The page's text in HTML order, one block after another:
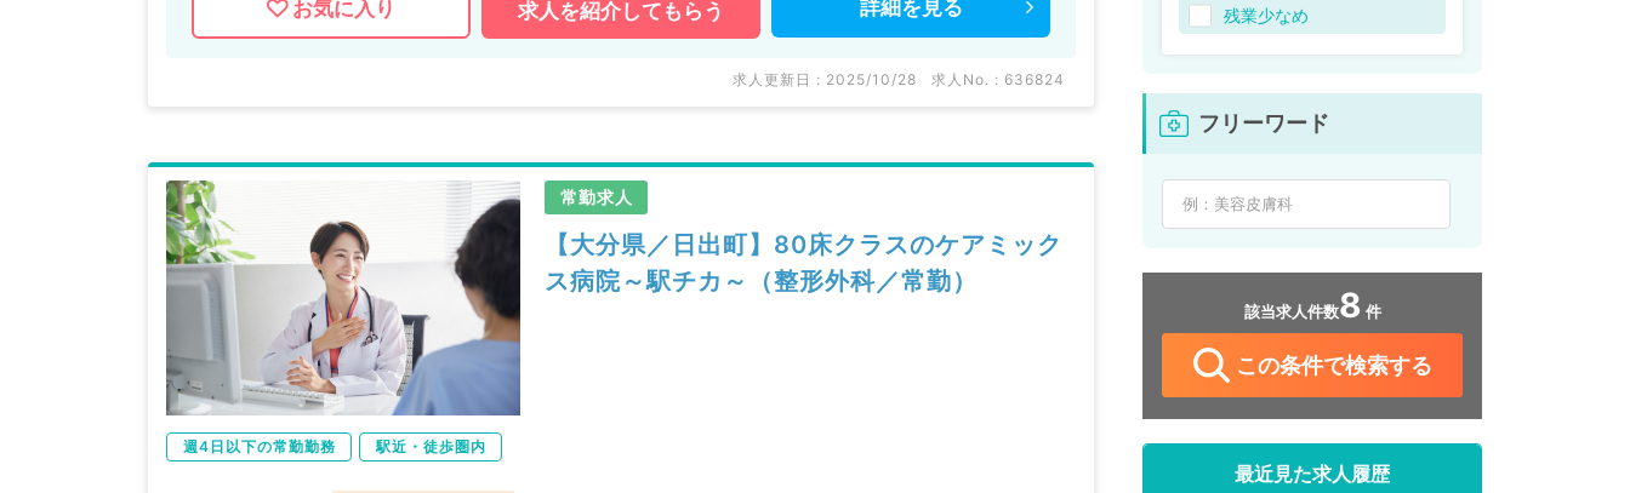
お気に入り 求人を紹介してもらう 詳細を 見る
求人更新日 : 2025/10/28 求人No. : 636824
常勤求人
【大分県／日出町】80床クラスのケアミック
ス病院～駅チカ～（整形外科／常勤）
週4日以下の常勤勤務 駅近・徒歩圏内
残業少なめ
フリーワード
該当求人件数8 件
この条件で検索する
最近見た求人履歴